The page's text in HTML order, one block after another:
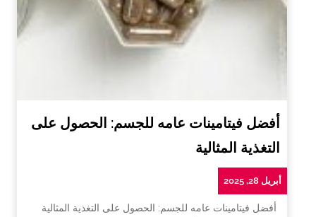
أفضل فيتامينات عامه للجسم: الحصول على
التغذية المثالية
أبريل 28, 2025
أفضل فيتامينات عامه للجسم: الحصول على التغذية المثالية